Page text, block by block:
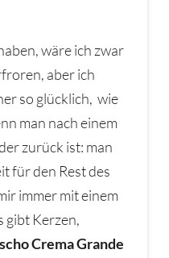
wäre ich zwar
aber ich
so glücklich, wie
man nach einem
zurück ist: man
für den Rest des
immer mit einem
gibt Kerzen,
Crema Grande